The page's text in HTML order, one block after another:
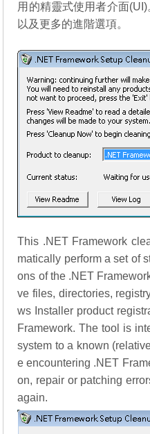
用的精靈式使用者介面
以及更多的進階選項。
This .NET Framework
matically perform a set of
ons of the .NET
ve files, directories,
ws Installer product
Framework. The tool is
system to a known
e encountering .NET
on, repair or patching
again.